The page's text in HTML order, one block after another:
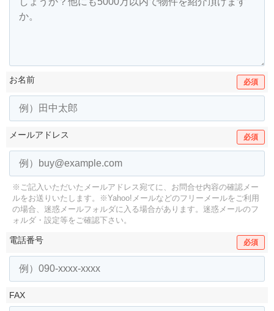
お名前 必須
メールアドレス 必須
※ご記入いただいたメールアドレス宛てに、お問合せ内容の確認メー
ルをお送りいたします。
※Yahoo!メールなどのフリーメールをご利用
の場合、迷惑メールフォルダに入る場合があります。 迷惑メールのフ
ォルダ・設定等をご確認下さい。
電話番号 必須
FAX